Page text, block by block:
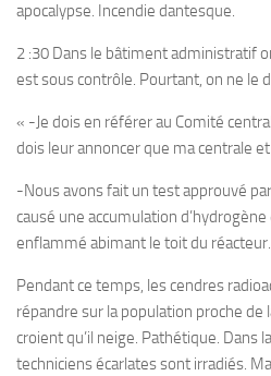
apocalypse. Incendie dantesque.
2 :30 Dans le bâtiment administratif
est sous contrôle. Pourtant, on ne le
« -Je dois en référer au Comité
dois leur annoncer que ma centrale
-Nous avons fait un test approuvé
causé une accumulation
enflammé abimant le toit du
Pendant ce temps, les cendres
répandre sur la population proche de
croient qu’il neige. Pathétique. Dans
techniciens écarlates sont irradiés.